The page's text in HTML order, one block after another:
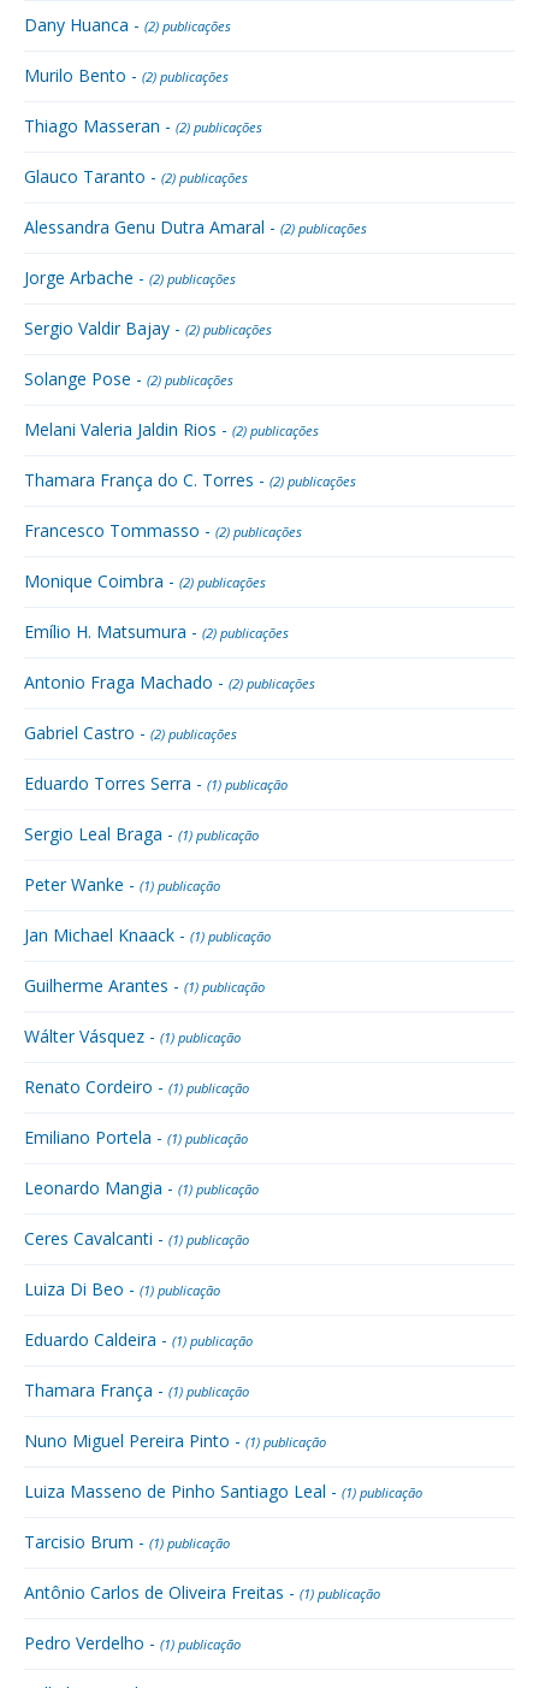
Dany Huanca - (2) publicações
Murilo Bento - (2) publicações
Thiago Masseran - (2) publicações
Glauco Taranto - (2) publicações
Alessandra Genu Dutra Amaral - (2) publicações
Jorge Arbache - (2) publicações
Sergio Valdir Bajay - (2) publicações
Solange Pose - (2) publicações
Melani Valeria Jaldin Rios - (2) publicações
Thamara França do C. Torres - (2) publicações
Francesco Tommasso - (2) publicações
Monique Coimbra - (2) publicações
Emílio H. Matsumura - (2) publicações
Antonio Fraga Machado - (2) publicações
Gabriel Castro - (2) publicações
Eduardo Torres Serra - (1) publicação
Sergio Leal Braga - (1) publicação
Peter Wanke - (1) publicação
Jan Michael Knaack - (1) publicação
Guilherme Arantes - (1) publicação
Wálter Vásquez - (1) publicação
Renato Cordeiro - (1) publicação
Emiliano Portela - (1) publicação
Leonardo Mangia - (1) publicação
Ceres Cavalcanti - (1) publicação
Luiza Di Beo - (1) publicação
Eduardo Caldeira - (1) publicação
Thamara França - (1) publicação
Nuno Miguel Pereira Pinto - (1) publicação
Luiza Masseno de Pinho Santiago Leal - (1) publicação
Tarcisio Brum - (1) publicação
Antônio Carlos de Oliveira Freitas - (1) publicação
Pedro Verdelho - (1) publicação